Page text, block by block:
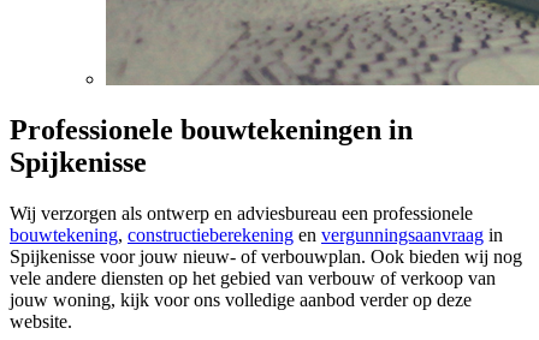
Professionele bouwtekeningen in
Spijkenisse
Wij verzorgen als ontwerp en adviesbureau een professionele
bouwtekening, constructieberekening en vergunningsaanvraag in
Spijkenisse voor jouw nieuw- of verbouwplan. Ook bieden wij nog
vele andere diensten op het gebied van verbouw of verkoop van
jouw woning, kijk voor ons volledige aanbod verder op deze
website.